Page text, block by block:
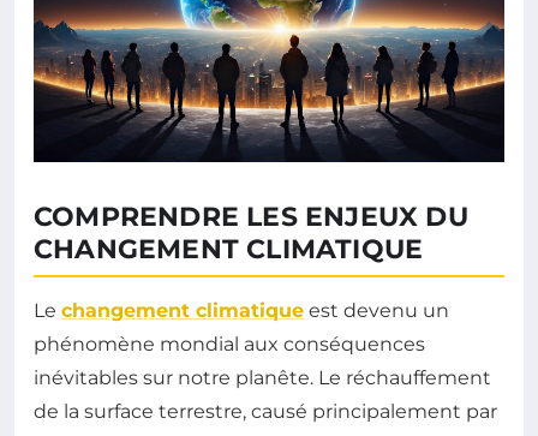
COMPRENDRE LES ENJEUX DU
CHANGEMENT CLIMATIQUE
Le changement climatique est devenu un
phénomène mondial aux conséquences
inévitables sur notre planête. Le réchauffement
de la surface terrestre, causé principalement par